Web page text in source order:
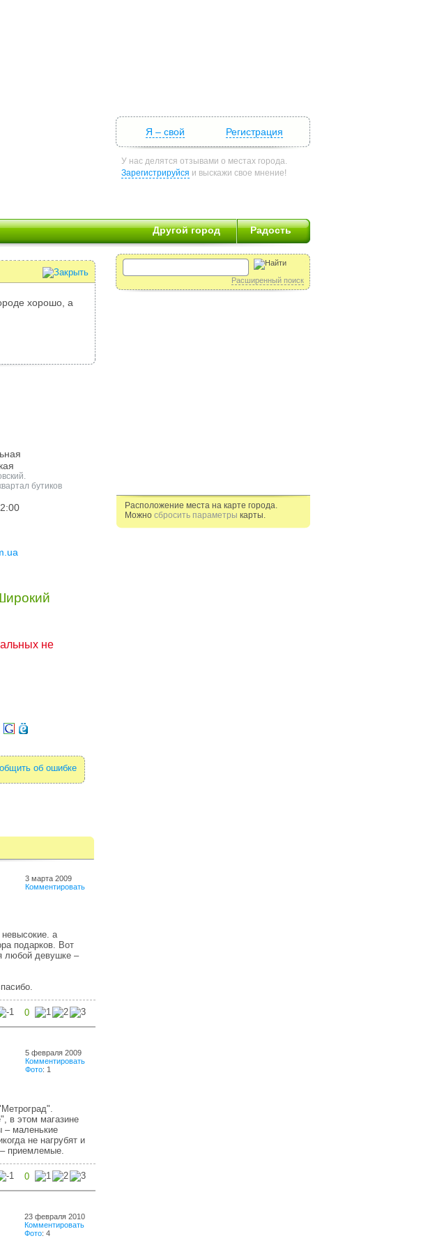
Я – свой Регистрация
У нас делятся отзывами о местах города.
Зарегистрируйся и выскажи свое мнение!
Другой город Радость
хорошо, а
бутиков
не
об ошибке
3 марта 2009
Комментировать
а
подарков. Вот
любой девушке –
0
5 февраля 2009
Комментировать
Фото: 1
в этом магазине
– маленькие
не нагрубят и
приемлемые.
0
23 февраля 2010
Комментировать
Фото: 4
Расширенный поиск
Расположение места на карте города.
Можно сбросить параметры карты.